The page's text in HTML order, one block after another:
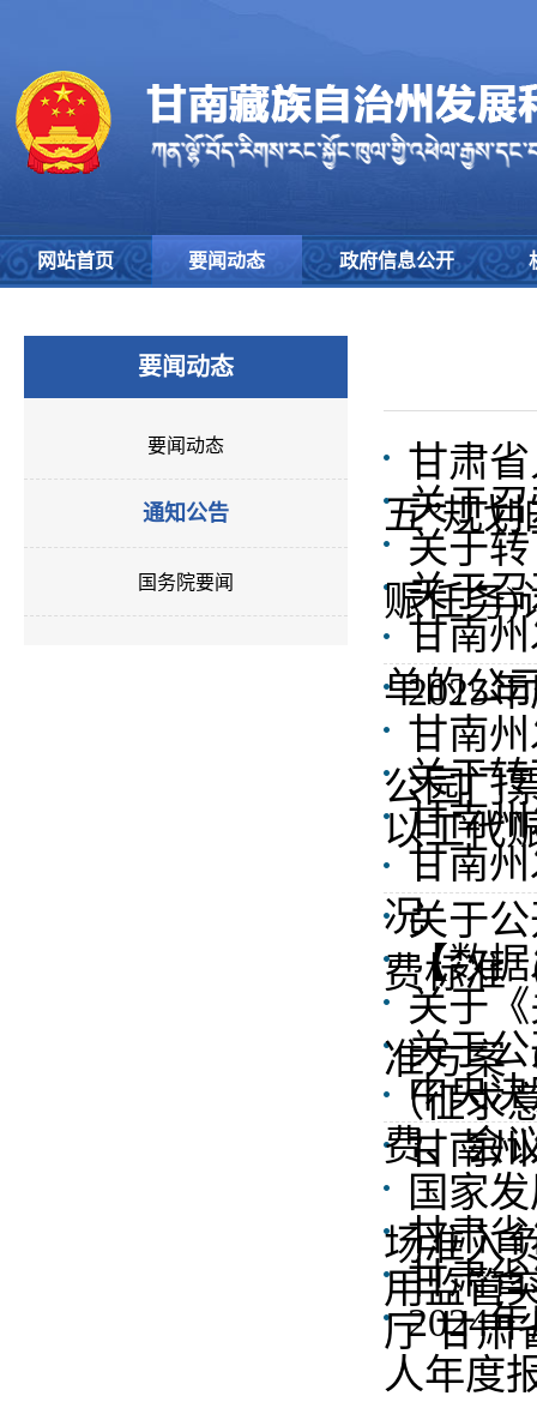
网站首页 要闻动态 政府信息公开
要闻动态
要闻动态
通知公告
国务院要闻
甘肃
五”规划
关于
关于
赈任务)
关于
甘南
单的公
2025
甘南
公园门
关于
以工代
甘南
甘南
况关于
费标准
【数
关于
准方案
关于
（征求
中央
费、会
甘南
国家
场准入
甘肃
用监管
甘肃
厅 甘肃
2024
人年度